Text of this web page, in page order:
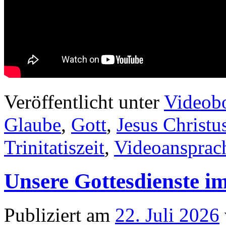
Veröffentlicht unter
Glaube, Gott, Jesus
Trinitatiszeit,
Unsere Gottesdienste
Publiziert am 22. Juli 2026